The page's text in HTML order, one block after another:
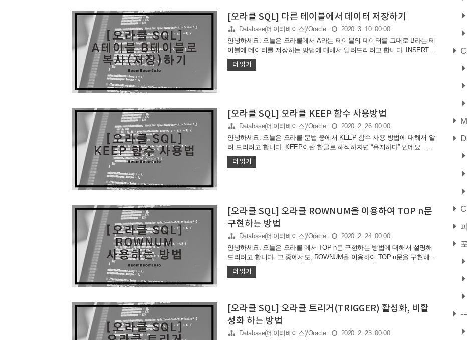
STUDENT_COUNT FROM WIN.ST..
[오라클 SQL] 다른 테이블에서 데이터 저장하기
Database(데이터베이스)/Oracle
2020. 3. 10. 00:00
안녕하세요. 오늘은 오라클에서 A라는 테이블의 데이터를 그대로 B라는 테
이블에 데이터를 저장하는 방법에 대해서 알려드리려고 합니다. INSERT
INTO 구문과 서브쿼리를 잘만 사용하면 쉽게 SQL문을 작성할 수 있기 때
문에 별도의 설명 없이 바로 예제 SQL 구문을 통해서 어떻게 A테이블에 있
로 복사해 보겠습니다. STUDENT2 테이블 생성 SQL 1 2 3 INSERT INTO
WIN.STUDE..
더 읽기
[오라클 SQL] 오라클 KEEP 함수 사용방법
Database(데이터베이스)/Oracle
2020. 2. 26. 00:00
안녕하세요. 오늘은 오라클 문법 중에서 KEEP 함수 사용 방법에 대해서 알
려 드리려고 합니다. KEEP이란 한글로 해석하자면 “유지하다” 인데요. 오
라클에서 보통 KEEP 함수를 사용하는 경우는 대개 “A 컬럼을 기준으로 정
렬한 후에 지정 된 행의 B 컬럼값을 추출하는 경우” 이럴 때 KEPP 함수를
우가 임금이라는 컬럼 기준으로 정렬한 후에 그에 맞는 사람의 이름을 보여
주는 경우입니다. 이러한 경우..
더 읽기
[오라클 SQL] 오라클 ROWNUM을 이용하여 TOP n문
구현하는 방법
Database(데이터베이스)/Oracle
2020. 2. 24. 00:00
안녕하세요. 오늘은 오라클 에서 TOP n문 구현하는 방법에 대해서 설명해
드리려고 합니다. 그 중에서도, ROWNUM을 이용하여 TOP n문을 구현해
보려고 해요. 참고로, 오라클에서는 TOP이라는 예약어를 지원하지 않습니
다. 그래서 TOP 예약어 대신 다른 문법들을 이용해서 TOP n문을 구현해야
또는 테이블과 비슷한 속성의 객체에 가상의 일련번호가 붙어 있다고 생각
하시면 되겠습니다. 즉, ORDER BY 하기 이전에 이미 부여가 되어 있다고
생각하시면 편합니다. 그럼 제가 예시로 만든 STUDENT 테이블에서
ROWNUM을 확인해 보도록 하겠습니다. ..
더 읽기
[오라클 SQL] 오라클 트리거(TRIGGER) 활성화, 비활
성화 하는 방법
Database(데이터베이스)/Oracle 2020. 2. 23. 00:00